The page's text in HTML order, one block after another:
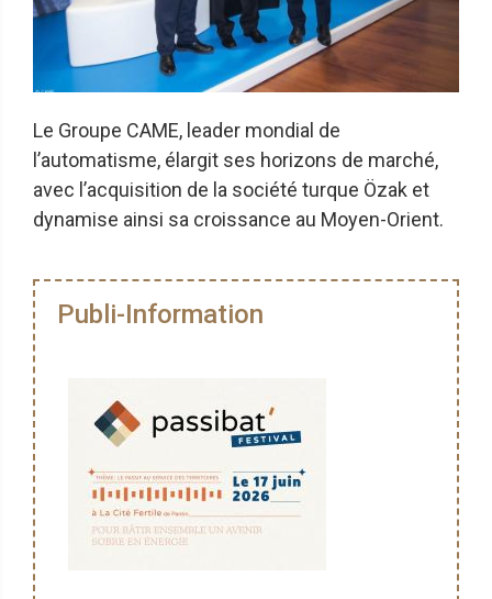
Le Groupe CAME, leader mondial de
l’automatisme, élargit ses horizons de marché,
avec l’acquisition de la société turque Özak et
dynamise ainsi sa croissance au Moyen-Orient.
Publi-Information